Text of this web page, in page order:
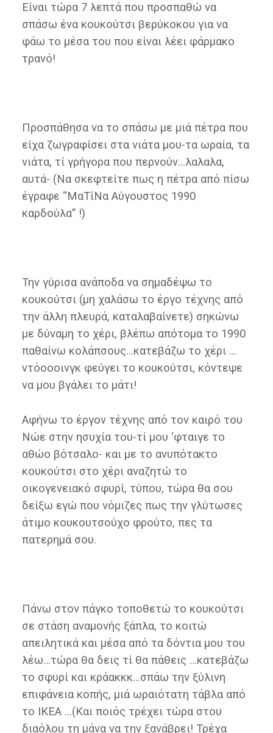
Είναι τώρα 7 λεπτά που προσπαθώ να
σπάσω ένα κουκούτσι βερύκοκου για να
φάω το μέσα του που είναι λέει φάρμακο
τρανό!
Προσπάθησα να το σπάσω με μιά πέτρα που
είχα ζωγραφίσει στα νιάτα μου-τα ωραία, τα
νιάτα, τί γρήγορα που περνούν…λαλαλα,
αυτά- (Να σκεφτείτε πως η πέτρα από πίσω
έγραφε “ΜαΤίΝα Αύγουστος 1990
καρδούλα” !)
Την γύρισα ανάποδα να σημαδέψω το
κουκούτσι (μη χαλάσω το έργο τέχνης από
την άλλη πλευρά, καταλαβαίνετε) σηκώνω
με δύναμη το χέρι, βλέπω απότομα το 1990
παθαίνω κολάπσους…κατεβάζω το χέρι …
ντόοοοινγκ φεύγει το κουκούτσι, κόντεψε
να μου βγάλει το μάτι!
Αφήνω το έργον τέχνης από τον καιρό του
Νώε στην ησυχία του-τί μου ‘φταιγε το
αθώο βότσαλο- και με το ανυπότακτο
κουκούτσι στο χέρι αναζητώ το
οικογενειακό σφυρί, τύπου, τώρα θα σου
δείξω εγώ που νόμιζες πως την γλύτωσες
άτιμο κουκουτσούχο φρούτο, πες τα
πατερημά σου.
Πάνω στον πάγκο τοποθετώ το κουκούτσι
σε στάση αναμονής ξάπλα, το κοιτώ
απειλητικά και μέσα από τα δόντια μου του
λέω…τώρα θα δεις τί θα πάθεις …κατεβάζω
το σφυρί και κράακκκ…σπάω την ξύλινη
επιφάνεια κοπής, μιά ωραιότατη τάβλα από
το ΙΚΕΑ …(Και ποιός τρέχει τώρα στου
διαόλου τη μάνα να την ξανάβρει! Τρέχα